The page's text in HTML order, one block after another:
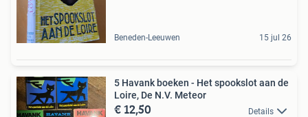
Beneden-Leeuwen 15 jul 26
5 Havank boeken - Het spookslot aan de
Loire, De N.V. Meteor
€ 12,50 Details